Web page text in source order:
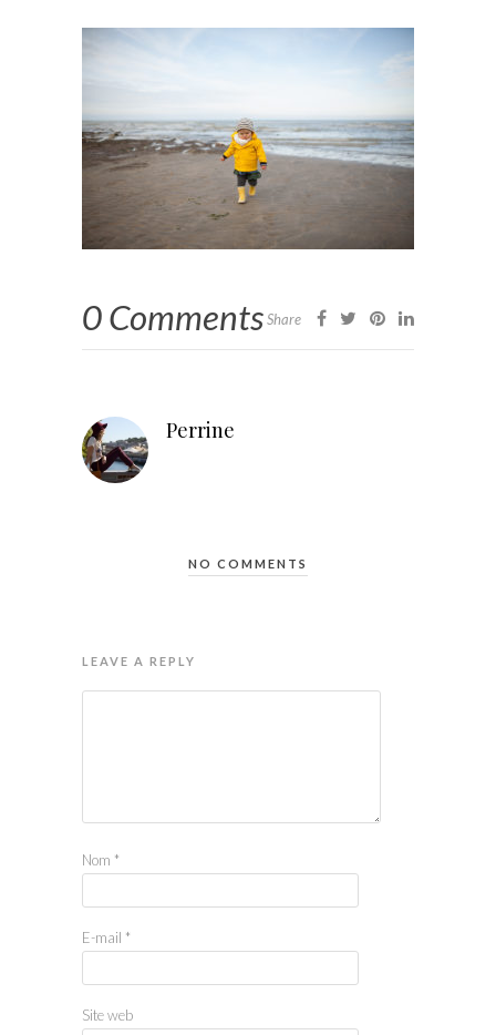
0 CommentsShare
Perrine
NO COMMENTS
LEAVE A REPLY
Nom *
E-mail *
Site web